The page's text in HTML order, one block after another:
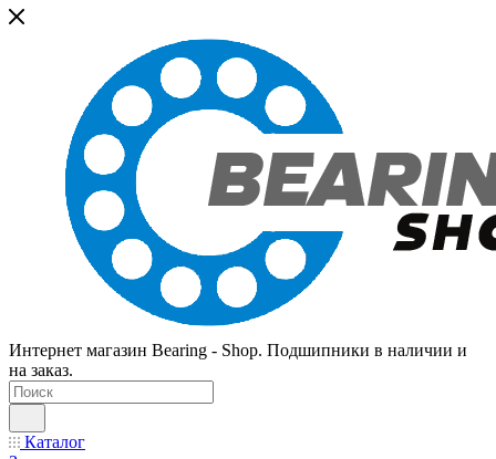
Интернет магазин Bearing - Shop. Подшипники в наличии и
на заказ.
Каталог